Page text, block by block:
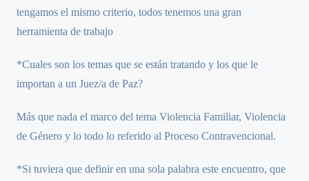
tengamos el mismo criterio, todos tenemos una gran
herramienta de trabajo
*Cuales son los temas que se están tratando y los que le
importan a un Juez/a de Paz?
Más que nada el marco del tema Violencia Familiar, Violencia
de Género y lo todo lo referido al Proceso Contravencional.
*Si tuviera que definir en una sola palabra este encuentro, que